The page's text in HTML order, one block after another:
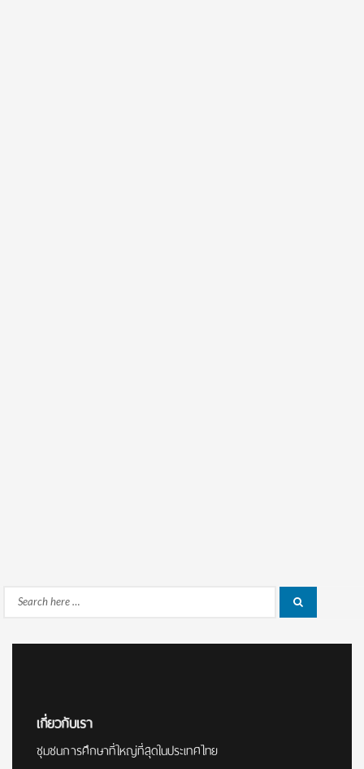
Search
เกี่ยวกับเรา
ชุมชนการศึกษาที่ใหญ่ที่สุดในประเทศไทย